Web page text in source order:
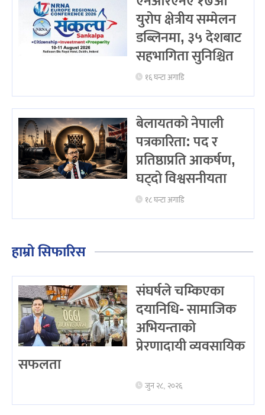
युरोप क्षेत्रीय सम्मेलन
डब्लिनमा, ३५ देशबाट
सहभागिता सुनिश्चित
१६ घन्टा अगाडि
बेलायतको नेपाली
पत्रकारिता: पद र
प्रतिष्ठाप्रति आकर्षण,
घट्दो विश्वसनीयता
१८ घन्टा अगाडि
हाम्रो सिफारिस
संघर्षले चम्किएका
दयानिधि- सामाजिक
अभियन्ताको
प्रेरणादायी व्यवसायिक
सफलता
जुन २८, २०२६